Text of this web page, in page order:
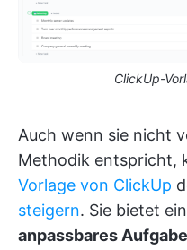
ClickUp-
Auch wenn sie nicht
Methodik entspricht,
Vorlage von ClickUp
steigern. Sie bietet ein
anpassbares